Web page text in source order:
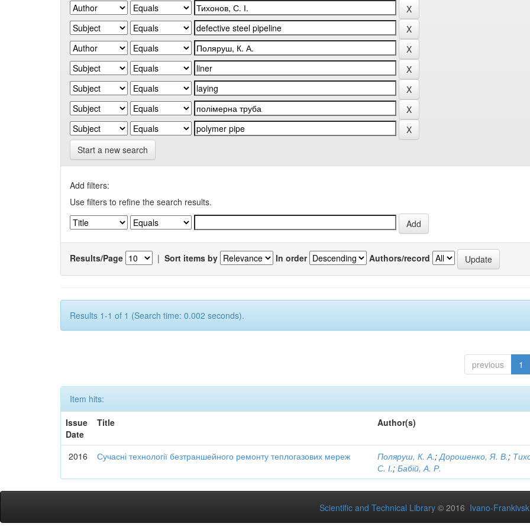
Start a new search
Add filters:
Use filters to refine the search results.
Results/Page | Sort items by In order Authors/record
Results 1-1 of 1 (Search time: 0.002 seconds).
previous 1
Item hits:
Issue
Date
Title Author(s)
2016 Сучасні технології безтраншейного ремонту теплогазових мереж Поляруш, К. А.;Дорошенко, Я. В.;
С. І.;Бабій, А. Р.
Scientific and Technical Library © 2016 Ivano-